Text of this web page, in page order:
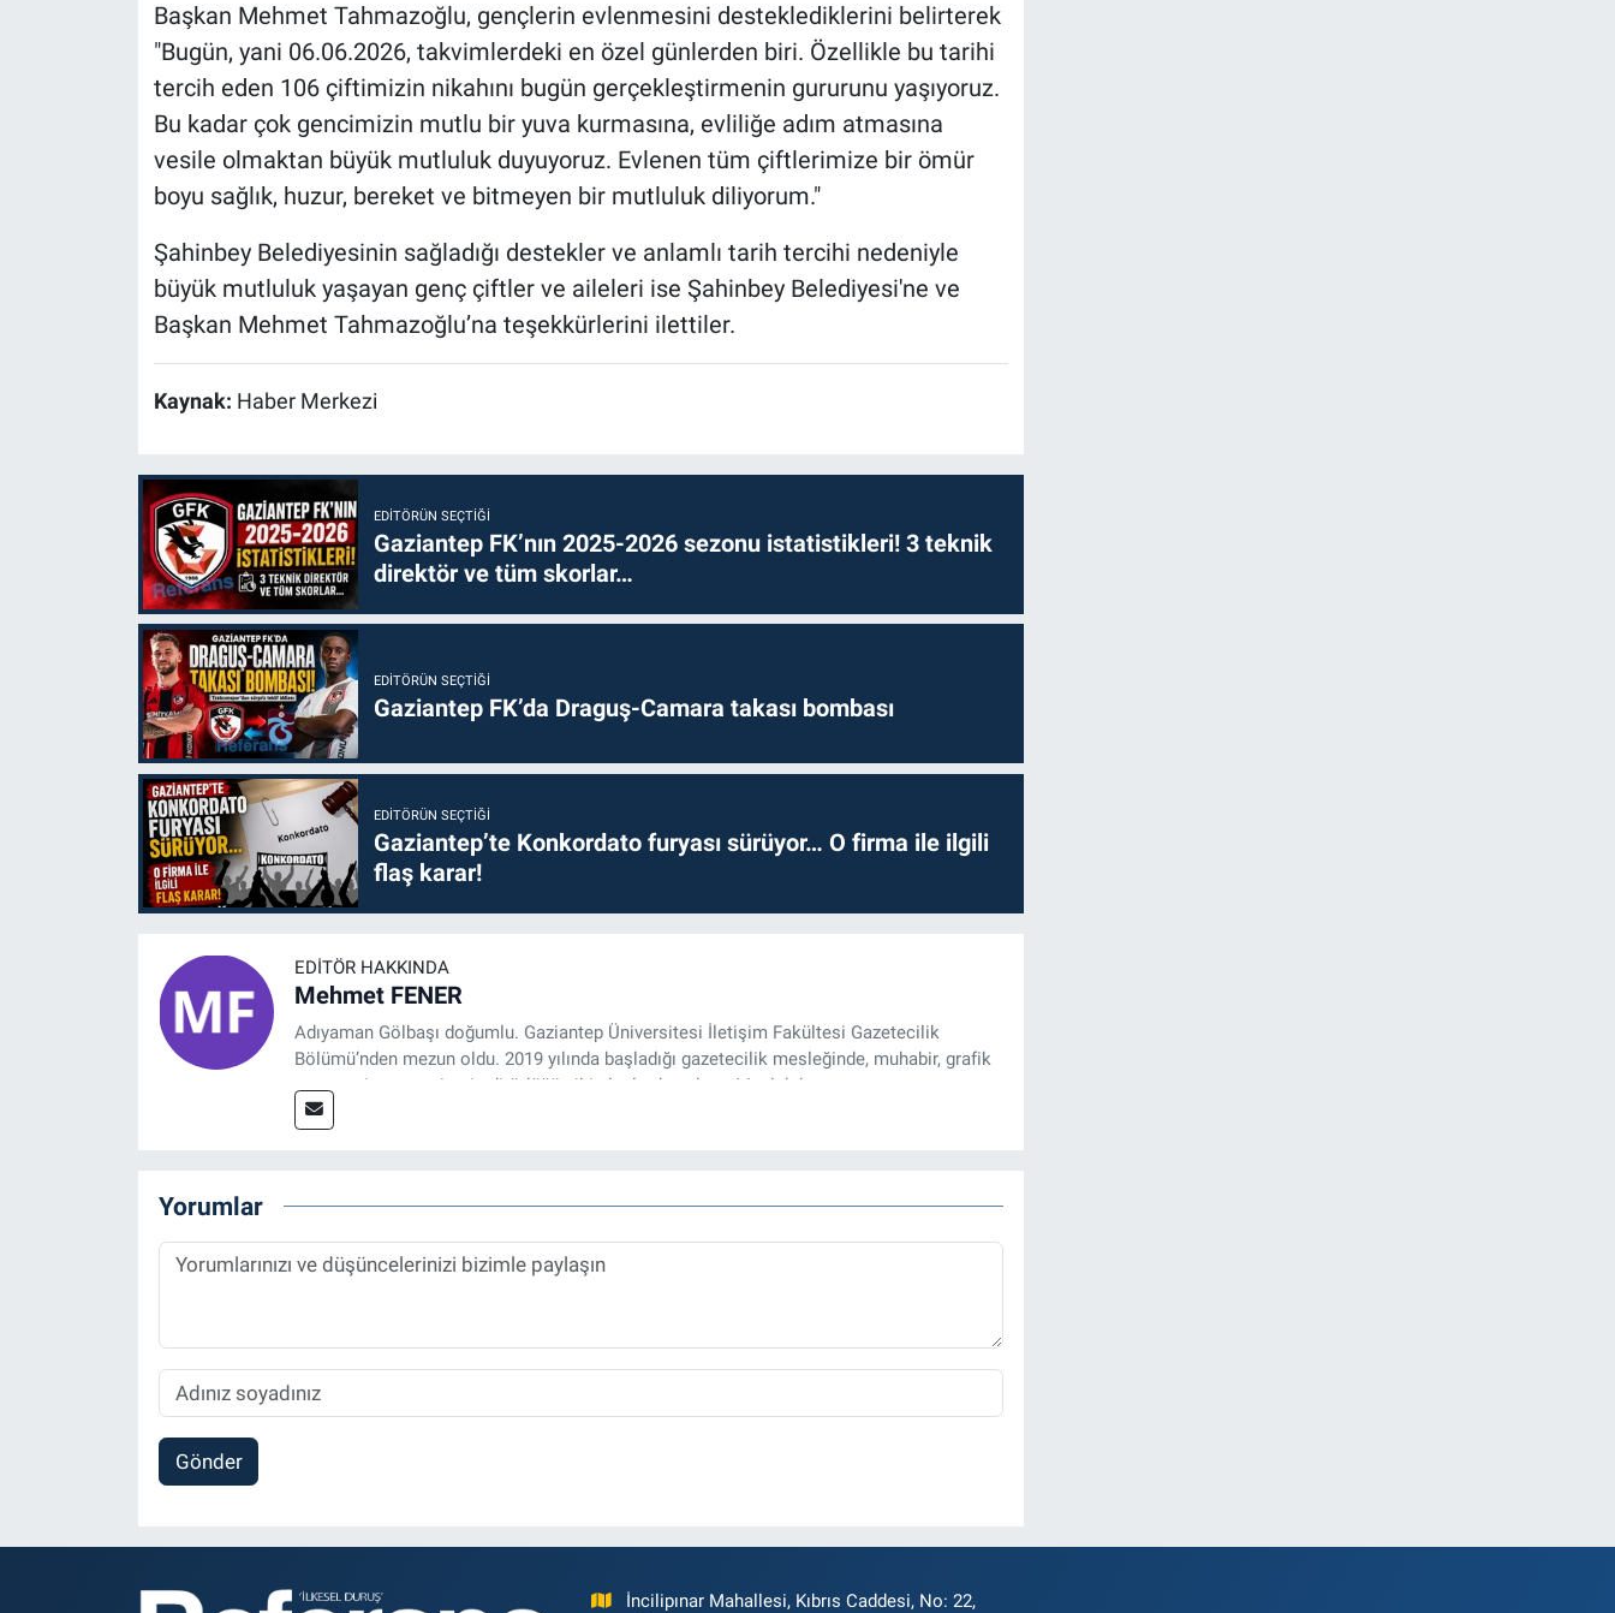
Başkan Mehmet Tahmazoğlu, gençlerin evlenmesini desteklediklerini belirterek
"Bugün, yani 06.06.2026, takvimlerdeki en özel günlerden biri. Özellikle bu tarihi
tercih eden 106 çiftimizin nikahını bugün gerçekleştirmenin gururunu yaşıyoruz.
Bu kadar çok gencimizin mutlu bir yuva kurmasına, evliliğe adım atmasına
vesile olmaktan büyük mutluluk duyuyoruz. Evlenen tüm çiftlerimize bir ömür
boyu sağlık, huzur, bereket ve bitmeyen bir mutluluk diliyorum."
Şahinbey Belediyesinin sağladığı destekler ve anlamlı tarih tercihi nedeniyle
büyük mutluluk yaşayan genç çiftler ve aileleri ise Şahinbey Belediyesi'ne ve
Başkan Mehmet Tahmazoğlu’na teşekkürlerini ilettiler.
Kaynak: Haber Merkezi
EDITÖRÜN SEÇTIĞI
Gaziantep FK’nın 2025-2026 sezonu istatistikleri! 3 teknik
direktör ve tüm skorlar…
EDITÖRÜN SEÇTIĞI
Gaziantep FK’da Draguş-Camara takası bombası
EDITÖRÜN SEÇTIĞI
Gaziantep’te Konkordato furyası sürüyor… O firma ile ilgili
flaş karar!
EDITÖR HAKKINDA
Mehmet FENER
Adıyaman Gölbaşı doğumlu. Gaziantep Üniversitesi İletişim Fakültesi Gazetecilik
Bölümü’nden mezun oldu. 2019 yılında başladığı gazetecilik mesleğinde, muhabir, grafik
tasarım, internet sitesi editörlüğü gibi alanlarda çalıştı. Meslek hayatına
Referansgazetesi.com.tr’de yazı işleri müdürü ve “Güncel, Spor ve Teknolojiden Sorumlu
Yorumlar
Gönder
İncilipınar Mahallesi, Kıbrıs Caddesi, No: 22,